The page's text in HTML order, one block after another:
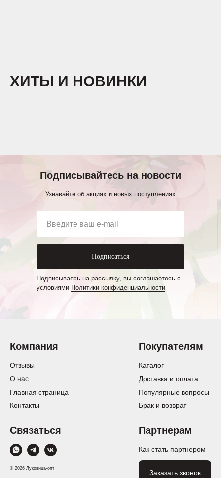
ХИТЫ И НОВИНКИ
Подписывайтесь на новости
Узнавайте об акциях и новых поступлениях
Подписаться
Подписываясь на рассылку, вы соглашаетесь с
условиями Политики конфиденциальности
Компания Покупателям
Партнерам
О нас
Главная страница
Контакты
Каталог
Доставка и оплата
Популярные вопросы
Брак и возврат
Как стать партнером
Заказать звонок
© 2026 Луковица-опт
Отзывы
Связаться